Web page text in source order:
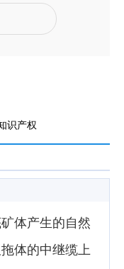
识产权
体产生的自然
体的中继缆上